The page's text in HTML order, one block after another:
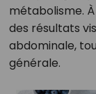
métabolisme.
des résultats
abdominale,
générale.